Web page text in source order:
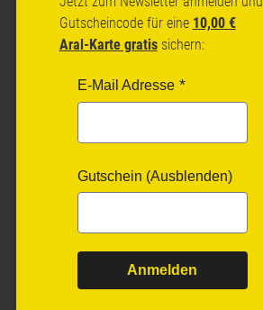
Gutscheincode für eine 10,00 €
Aral-Karte gratissichern:
E-Mail Adresse
Gutschein (Ausblenden)
Anmelden